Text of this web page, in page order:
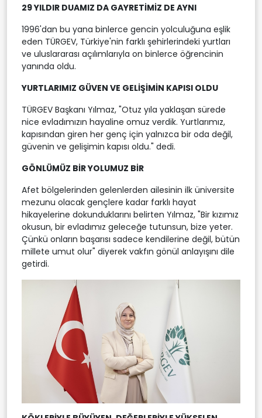
29 YILDIR DUAMIZ DA GAYRETİMİZ DE AYNI
1996'dan bu yana binlerce gencin yolculuğuna eşlik
eden TÜRGEV, Türkiye'nin farklı şehirlerindeki yurtları
ve uluslararası açılımlarıyla on binlerce öğrencinin
yanında oldu.
YURTLARIMIZ GÜVEN VE GELİŞİMİN KAPISI OLDU
TÜRGEV Başkanı Yılmaz, "Otuz yıla yaklaşan sürede
nice evladımızın hayaline omuz verdik. Yurtlarımız,
kapısından giren her genç için yalnızca bir oda değil,
güvenin ve gelişimin kapısı oldu." dedi.
GÖNLÜMÜZ BİR YOLUMUZ BİR
Afet bölgelerinden gelenlerden ailesinin ilk üniversite
mezunu olacak gençlere kadar farklı hayat
hikayelerine dokunduklarını belirten Yılmaz, "Bir kızımız
okusun, bir evladımız geleceğe tutunsun, bize yeter.
Çünkü onların başarısı sadece kendilerine değil, bütün
millete umut olur" diyerek vakfın gönül anlayışını dile
getirdi.